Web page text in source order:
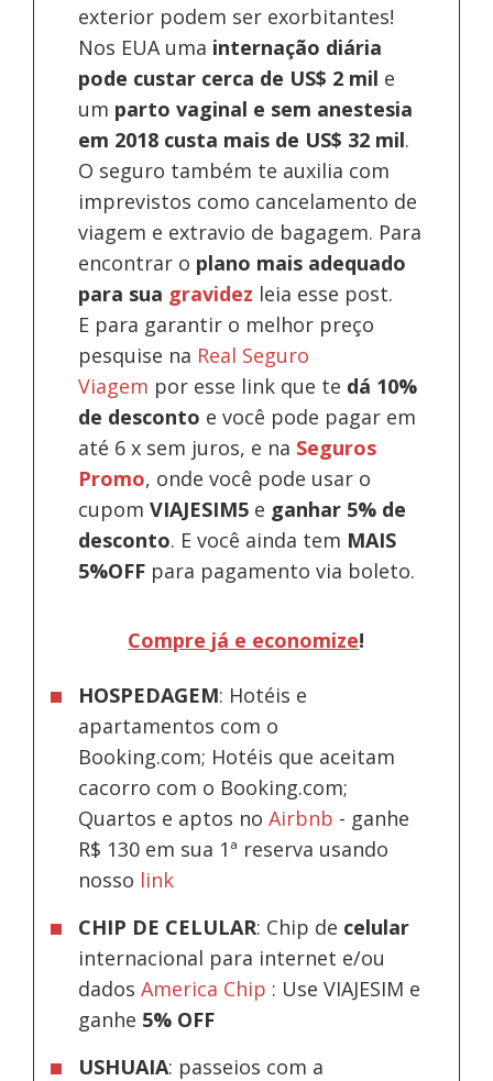
exterior podem ser exorbitantes!
Nos EUA uma internação diária
pode custar cerca de US$ 2 mil e
um parto vaginal e sem anestesia
em 2018 custa mais de US$ 32 mil.
O seguro também te auxilia com
imprevistos como cancelamento de
viagem e extravio de bagagem. Para
encontrar o plano mais adequado
para sua gravidez leia esse post.
E para garantir o melhor preço
pesquise na Real Seguro
Viagem por esse link que te dá 10%
de desconto e você pode pagar em
até 6 x sem juros, e na Seguros
Promo, onde você pode usar o
cupomVIAJESIM5 e ganhar 5% de
desconto. E você ainda tem MAIS
5%OFF para pagamento via boleto.
Compre já e economize!
HOSPEDAGEM: Hotéis e
apartamentos com o
Booking.com; Hotéis que aceitam
cacorro com o Booking.com;
Quartos e aptos noAirbnb - ganhe
R$ 130 em sua 1ª reserva usando
nosso link
CHIP DE CELULAR: Chip de celular
internacional para internet e/ou
dadosAmerica Chip : Use VIAJESIM e
ganhe 5% OFF
USHUAIA: passeios com a